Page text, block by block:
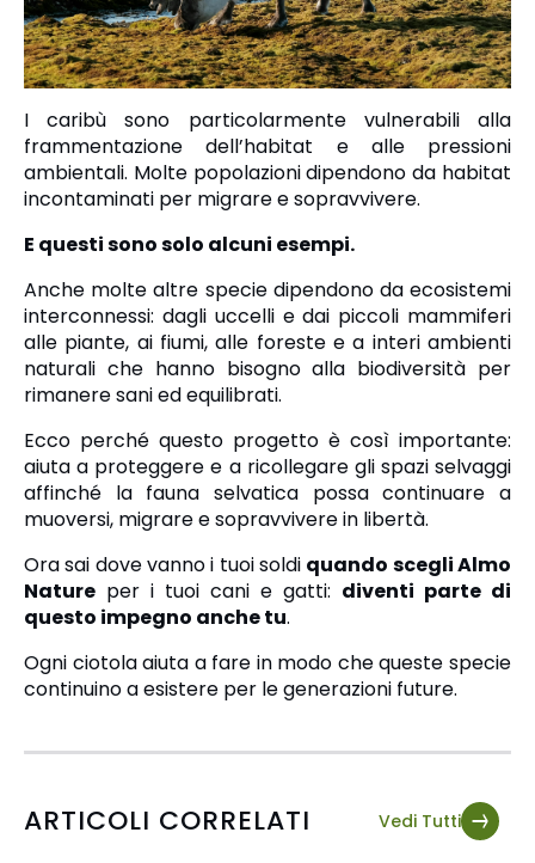
I caribù sono particolarmente vulnerabili alla
frammentazione dell’habitat e alle pressioni
ambientali. Molte popolazioni dipendono da habitat
incontaminati per migrare e sopravvivere.
E questi sono solo alcuni esempi.
Anche molte altre specie dipendono da ecosistemi
interconnessi: dagli uccelli e dai piccoli mammiferi
alle piante, ai fiumi, alle foreste e a interi ambienti
naturali che hanno bisogno alla biodiversità per
rimanere sani ed equilibrati.
Ecco perché questo progetto è così importante:
aiuta a proteggere e a ricollegare gli spazi selvaggi
affinché la fauna selvatica possa continuare a
muoversi, migrare e sopravvivere in libertà.
Ora sai dove vanno i tuoi soldi quando scegli Almo
Nature per i tuoi cani e gatti: diventi parte di
questo impegno anche tu.
Ogni ciotola aiuta a fare in modo che queste specie
continuino a esistere per le generazioni future.
ARTICOLI CORRELATI Vedi Tutti